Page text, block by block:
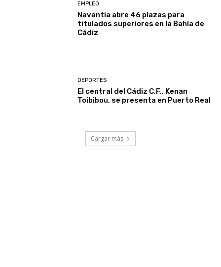
EMPLEO
Navantia abre 46 plazas para
titulados superiores en la Bahía de
Cádiz
DEPORTES
El central del Cádiz C.F., Kenan
Toibibou, se presenta en Puerto Real
Cargar más